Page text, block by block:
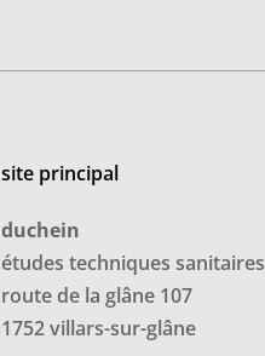
site principal
duchein
études techniques sanitaires
route de la glâne 107
1752 villars-sur-glâne